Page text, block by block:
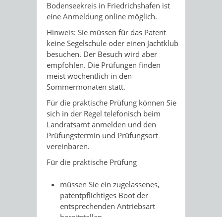
Bodenseekreis in Friedrichshafen ist
eine Anmeldung online möglich.
Hinweis: Sie müssen für das Patent
keine Segelschule oder einen Jachtklub
besuchen. Der Besuch wird aber
empfohlen. Die Prüfungen finden
meist wöchentlich in den
Sommermonaten statt.
Für die praktische Prüfung können Sie
sich in der Regel telefonisch beim
Landratsamt anmelden und den
Prüfungstermin und Prüfungsort
vereinbaren.
Für die praktische Prüfung
müssen Sie ein zugelassenes,
patentpflichtiges Boot der
entsprechenden Antriebsart